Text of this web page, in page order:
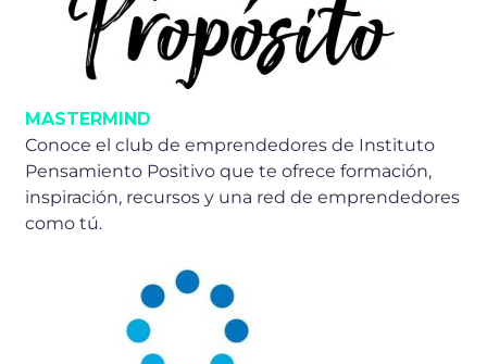
MASTERMIND
Conoce el club de emprendedores de Instituto
Pensamiento Positivo que te ofrece formación,
inspiración, recursos y una red de emprendedores
como tú.